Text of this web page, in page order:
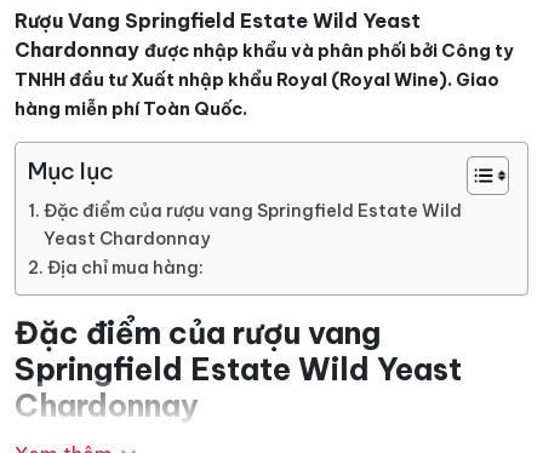
Rượu Vang Springfield Estate Wild Yeast
Chardonnay được nhập khẩu và phân phối bởi Công ty
TNHH đầu tư Xuất nhập khẩu Royal (Royal Wine). Giao
hàng miễn phí Toàn Quốc.
Mục lục
Đặc điểm của rượu vang Springfield Estate Wild
Yeast Chardonnay
Địa chỉ mua hàng:
Đặc điểm của rượu vang
Springfield Estate Wild Yeast
Chardonnay